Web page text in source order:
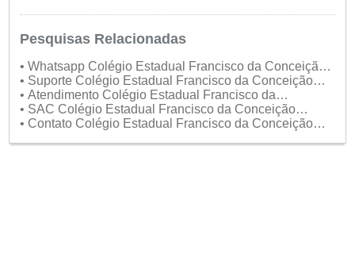
Pesquisas Relacionadas
• Whatsapp Colégio Estadual Francisco da Conceição
Menezes
• Suporte Colégio Estadual Francisco da Conceição
Menezes
• Atendimento Colégio Estadual Francisco da
Conceição Menezes
• SAC Colégio Estadual Francisco da Conceição
Menezes
• Contato Colégio Estadual Francisco da Conceição